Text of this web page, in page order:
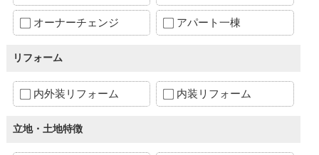
オーナーチェンジ アパート一棟
リフォーム
内外装リフォーム 内装リフォーム
立地・土地特徴